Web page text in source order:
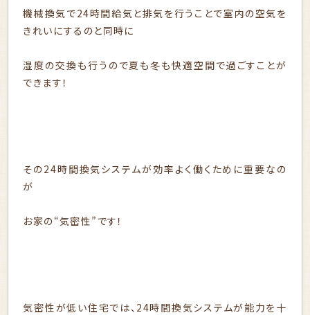
機械換気で24時間給気と排気を行うことで室内の空気を
きれいにするのと同時に
湿度の交換も行うので夏も冬も快適空間で過ごすことが
できます！
その24時間換気システムが効率よく働くために重要なの
が
お家の“気密性”です！
気密性が低い住宅では、24時間換気システムが能力を十